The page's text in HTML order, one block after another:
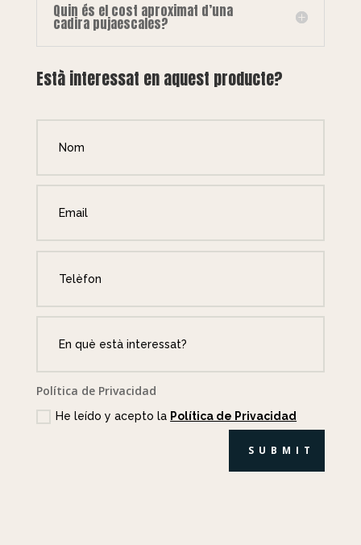
Quin és el cost aproximat d’una
cadira pujaescales?
Està interessat en aquest producte?
Política de Privacidad
He leído y acepto la Política de Privacidad
SUBMIT